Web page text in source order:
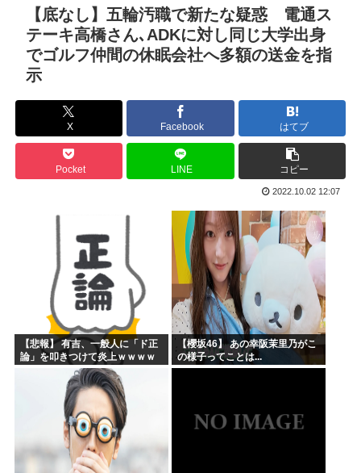
海外「まるでトランプ」FIFAがW杯開催都市と結んだ約束...
7時間かけて描いたHな糸会がこちら
Win95開発者「日本でITが3Kと呼ばれるのは企業が根...
海外「その通り！」日本人ならどこでも発展させると語る世界...
【1966年】 母の日に9歳の息子が帰らなかった——容疑...
日本人「うちの犬、たまたまついてきた八百屋で一目惚れした...
海外「まるでトランプ」FIFAがW杯開催都市と結んだ約束...
海外「全部日本の真似だったのか…」 日本の普通のテレビ番...
【海外の反応】 なぜイチローはあんなに敬遠四球が多かった...
平野綾とかいう女声優についてお前らが知ってることwww
みいちゃんと山田さんの漫画の作者なんでこんなに嫌われてる...
【底なし】五輪汚職で新たな疑惑 電通ス
テーキ高橋さん､ADKに対し同じ大学出身
でゴルフ仲間の休眠会社へ多額の送金を指
示
X Facebook はてブ
Pocket LINE コピー
2022.10.02 12:07
【悲報】 有吉、一般人に「ド正
論」を叩きつけて炎上ｗｗｗｗ
【櫻坂46】 あの幸阪茉里乃がこ
の様子ってことは...